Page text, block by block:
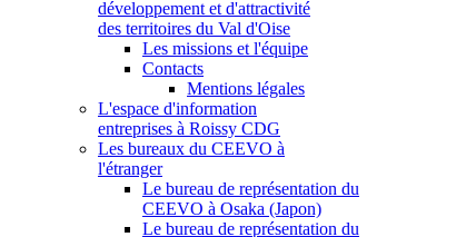
développement et d'attractivité
des territoires du Val d'Oise
Les missions et l'équipe
Contacts
Mentions légales
L'espace d'information
entreprises à Roissy CDG
Les bureaux du CEEVO à
l'étranger
Le bureau de représentation du
CEEVO à Osaka (Japon)
Le bureau de représentation du